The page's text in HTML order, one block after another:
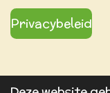
Privacybeleid